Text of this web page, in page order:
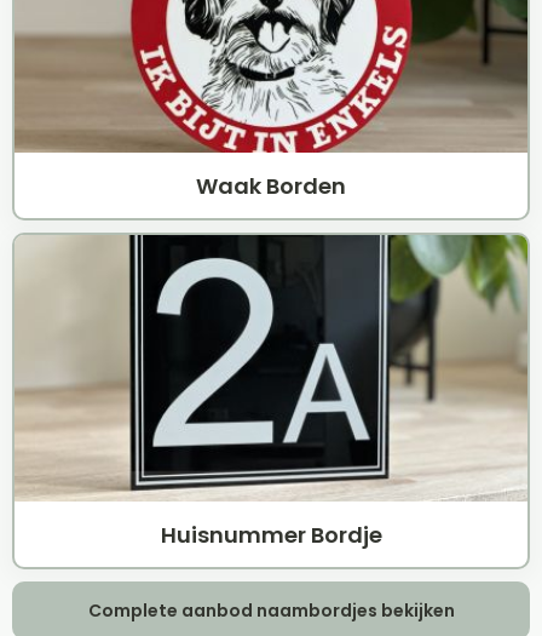
Waak Borden
Huisnummer Bordje
Complete aanbod naambordjes bekijken